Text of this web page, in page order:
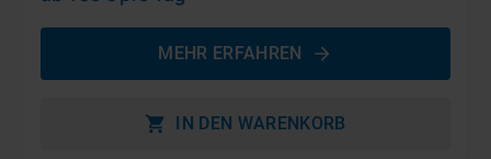
MEHR ERFAHREN
IN DEN WARENKORB